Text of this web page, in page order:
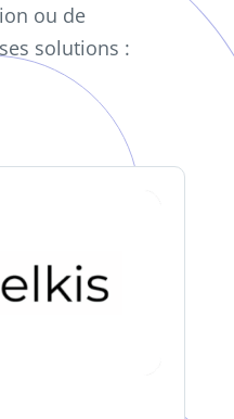
ou de
solutions :